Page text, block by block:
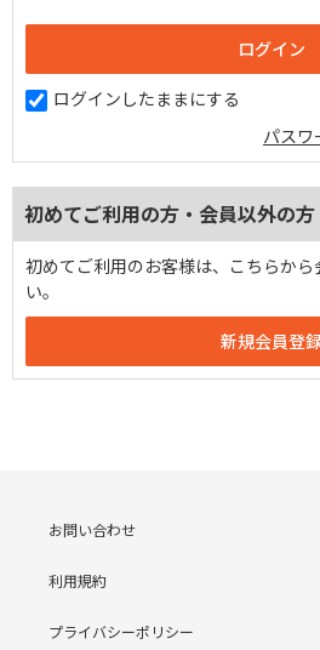
ログインしたままにする
パスワ
初めてご利用の方・会員以外の方
初めてご利用のお客様は、こちらか
い。
お問い合わせ
利用規約
プライバシーポリシー